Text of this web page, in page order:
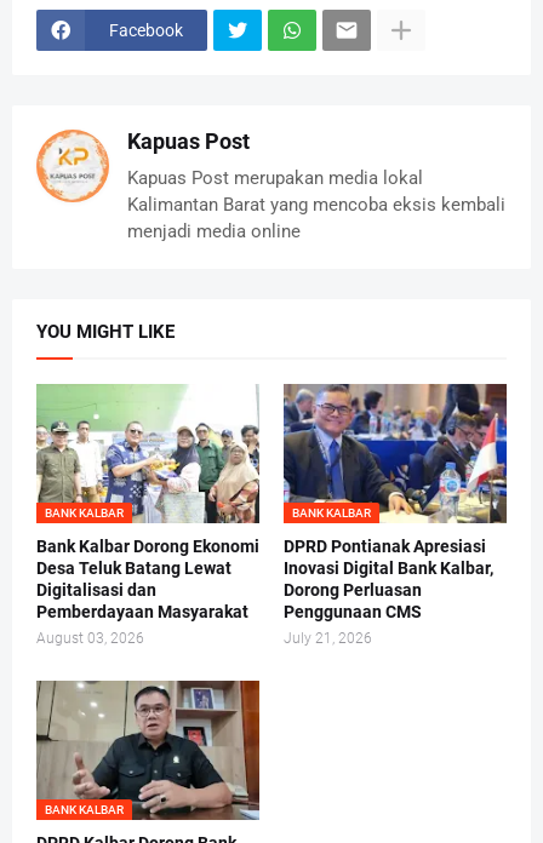
Facebook
Kapuas Post
Kapuas Post merupakan media lokal
Kalimantan Barat yang mencoba eksis kembali
menjadi media online
YOU MIGHT LIKE
BANK KALBAR
Bank Kalbar Dorong Ekonomi
Desa Teluk Batang Lewat
Digitalisasi dan
Pemberdayaan Masyarakat
August 03, 2026
BANK KALBAR
DPRD Pontianak Apresiasi
Inovasi Digital Bank Kalbar,
Dorong Perluasan
Penggunaan CMS
July 21, 2026
BANK KALBAR